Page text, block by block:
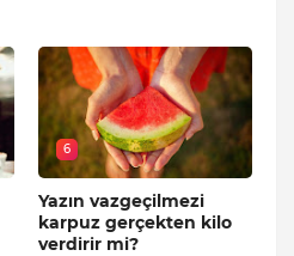
6
Yazın vazgeçilmezi
karpuz gerçekten kilo
verdirir mi?